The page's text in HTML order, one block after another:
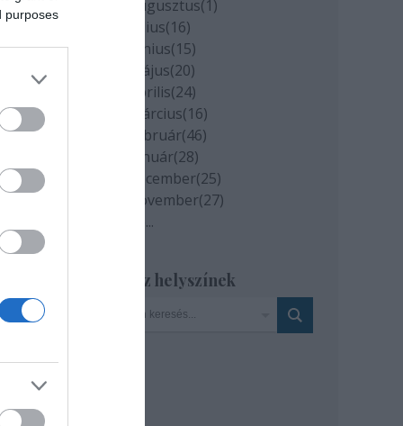
purposes
2020 augusztus(1)
2020 július(16)
2020 június(15)
2020 május(20)
2020 április(24)
2020 március(16)
2020 február(46)
2020 január(28)
2019 december(25)
2019 november(27)
...
Szinház helyszínek